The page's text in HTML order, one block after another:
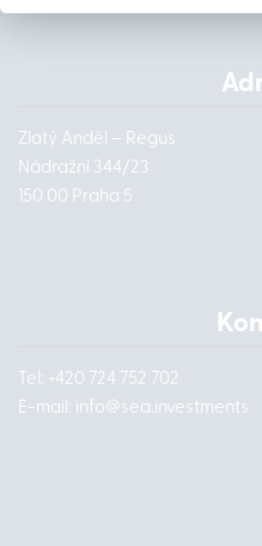
Zlatý Anděl – Regus
Nádražní 344/23
150 00 Praha 5
Tel: +420 724 752 702
E-mail: info@sea.investments